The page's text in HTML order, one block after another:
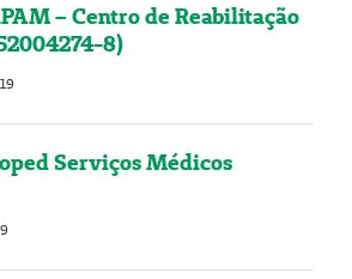
– Centro de Reabilitação
8)
Serviços Médicos